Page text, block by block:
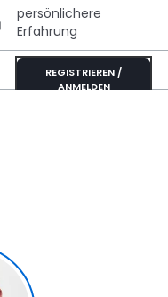
persönlichere
Erfahrung
REGISTRIEREN /
ANMELDEN